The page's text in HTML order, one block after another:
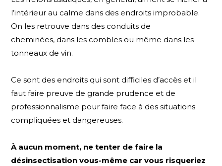
l’intérieur au calme dans des endroits improbable.
On les retrouve dans des conduits de
cheminées, dans les combles ou même dans les
tonneaux de vin.
Ce sont des endroits qui sont difficiles d’accès et il
faut faire preuve de grande prudence et de
professionnalisme pour faire face à des situations
compliquées et dangereuses.
À aucun moment, ne tenter de faire la
désinsectisation vous-même car vous risqueriez